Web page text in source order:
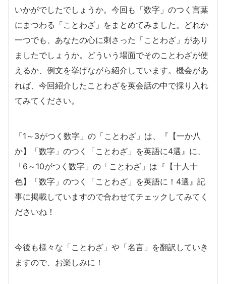
いかがでしたでしょうか。今回も「数字」のつく言葉
にまつわる「ことわざ」をまとめてみました。どれか
一つでも、あなたの心に刺さった「ことわざ」があり
ましたでしょうか。どういう場面でそのことわざが使
えるか、例文を挙げながら紹介しています。機会があ
れば、今回紹介したことわざを英会話の中で採り入れ
てみてください。
「1～3がつく数字」の「ことわざ」は、『【一か八
か】「数字」のつく「ことわざ」を英語に4選』に、
「6～10がつく数字」の「ことわざ」は『【十人十
色】「数字」のつく「ことわざ」を英語に！4選』記
事に掲載していますので合わせてチェックしてみてく
ださいね！
今後も様々な「ことわざ」や「名言」を翻訳していき
ますので、お楽しみに！